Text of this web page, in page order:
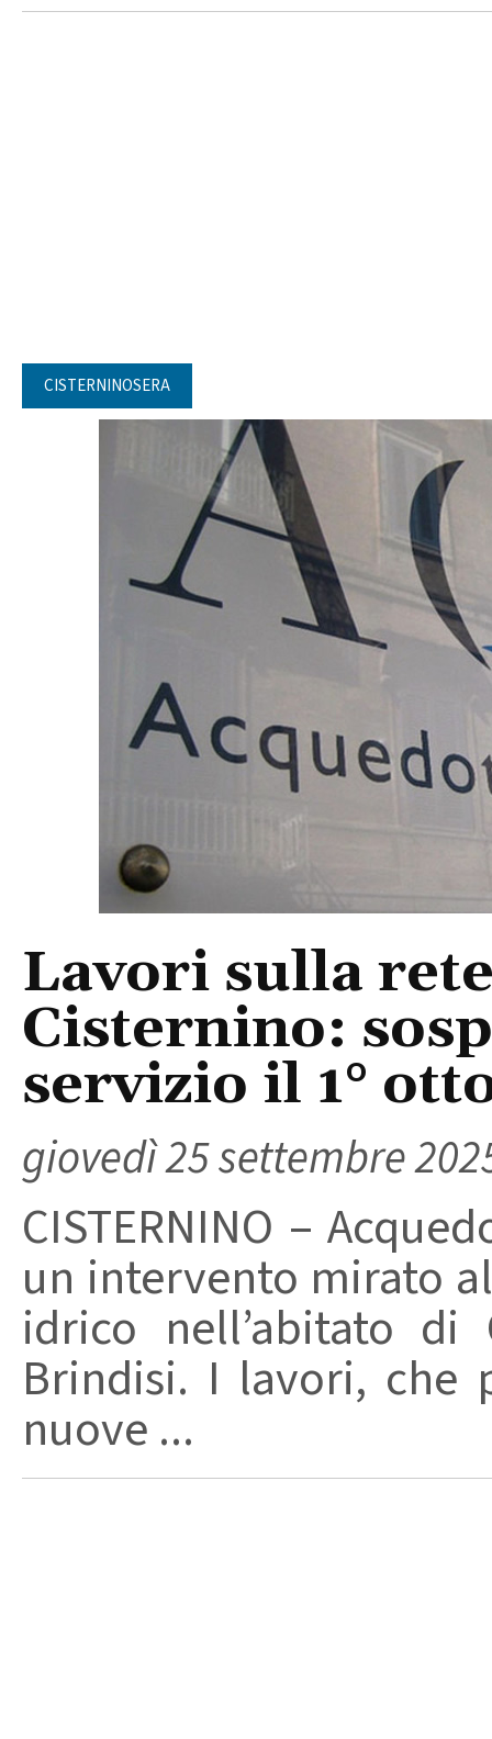
CISTERNINOSERA
Lavori sulla
Cisternino:
servizio il 1°
giovedì 25 settembre
CISTERNINO –
un intervento mirato
idrico nell’abitato
Brindisi. I lavori, che
nuove ...